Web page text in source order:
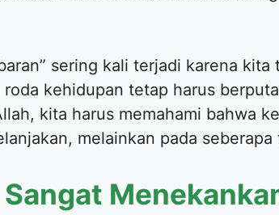
sering kali terjadi karena
kehidupan tetap harus
kita harus memahami bahwa
melainkan pada